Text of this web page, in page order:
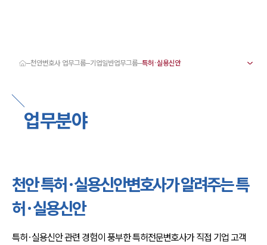
서울·대전·천안변호사
천안형사전문변호사
천안이혼전문변호사
천안학교폭력변호사
천안변호사 주요 업무사례
천안 분사무소 오시는 길
천안변호사상담 상담접수
채용정보
천안변호사 업무그룹 기업일반업무그룹
업무분야
천안 특허·실용신안변호사가 알려주는 특
허·실용신안
특허·실용신안 관련 경험이 풍부한 특허전문변호사가 직접 기업 고객